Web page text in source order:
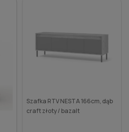
Szafka RTV NESTA 166cm, dąb
craft złoty / bazalt